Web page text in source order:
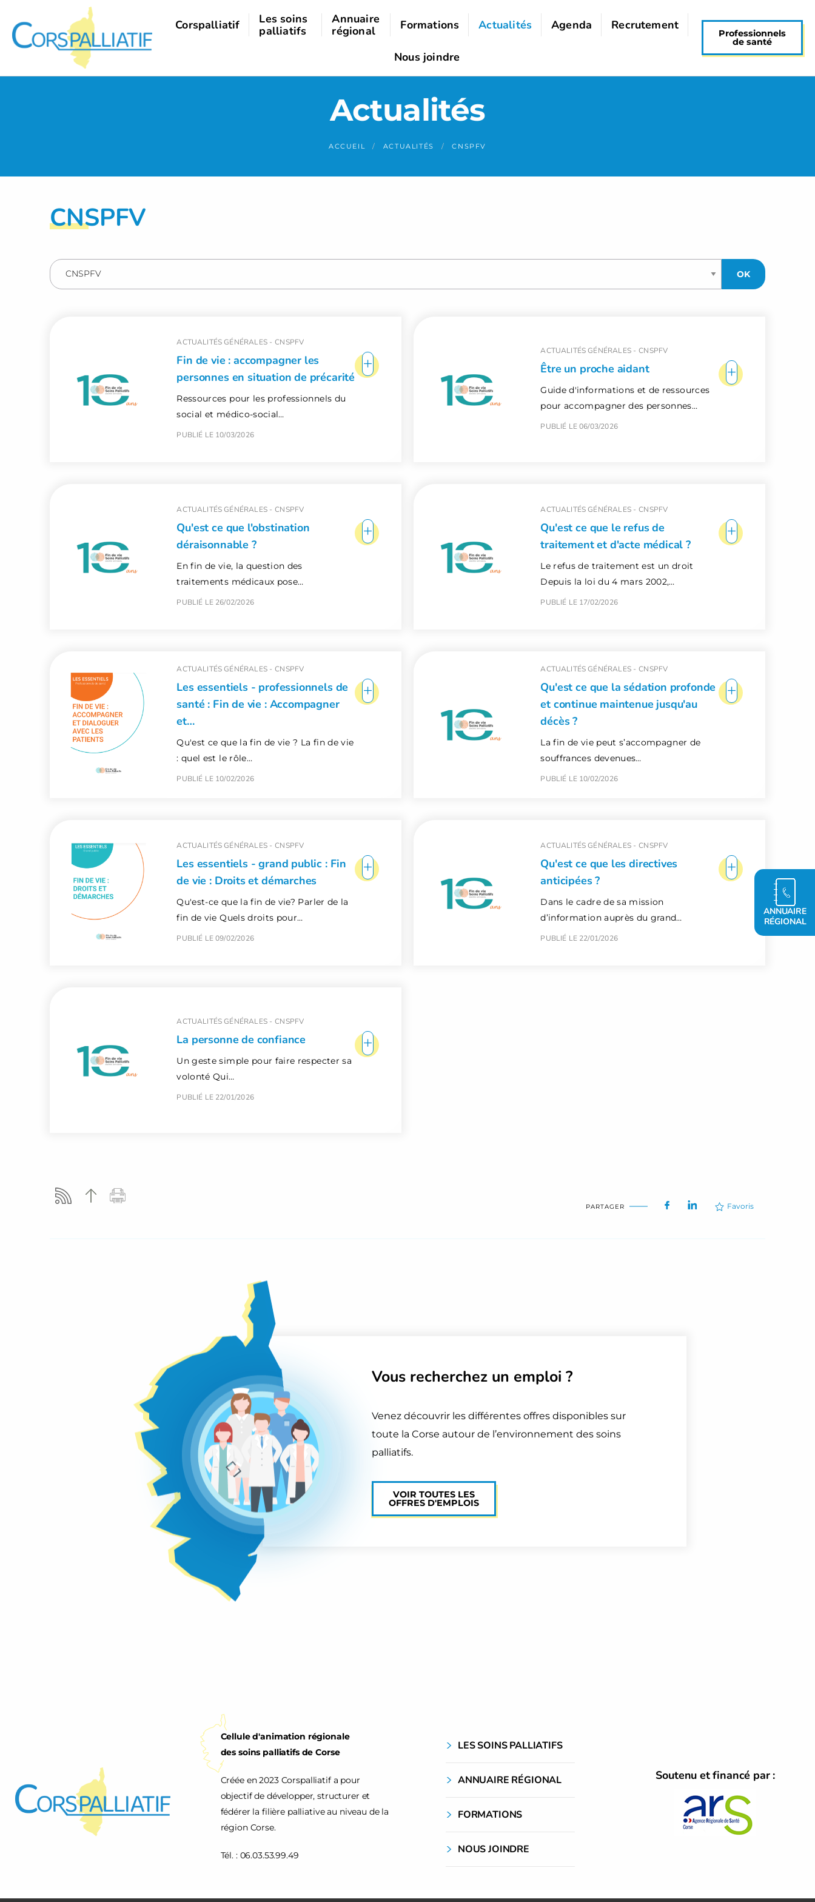
Corspalliatif
Les soins
palliatifs
Annuaire
régional
Formations Actualités Agenda Recrutement
Nous joindre
Professionnels
de santé
ANNUAIRE
RÉGIONAL
Actualités
ACCUEIL ACTUALITÉS CNSPFV
CNSPFV
ACTUALITÉS GÉNÉRALES - CNSPFV
Fin de vie : accompagner les
personnes en situation de précarité
Ressources pour les professionnels du
social et médico-social…
PUBLIÉ LE 10/03/2026
+
ACTUALITÉS GÉNÉRALES - CNSPFV
Être un proche aidant
Guide d'informations et de ressources
pour accompagner des personnes…
PUBLIÉ LE 06/03/2026
+
ACTUALITÉS GÉNÉRALES - CNSPFV
Qu'est ce que l'obstination
déraisonnable ?
En fin de vie, la question des
traitements médicaux pose…
PUBLIÉ LE 26/02/2026
+
ACTUALITÉS GÉNÉRALES - CNSPFV
Qu'est ce que le refus de
traitement et d'acte médical ?
Le refus de traitement est un droit
Depuis la loi du 4 mars 2002,…
PUBLIÉ LE 17/02/2026
+
ACTUALITÉS GÉNÉRALES - CNSPFV
Les essentiels - professionnels de
santé : Fin de vie : Accompagner
et…
Qu'est ce que la fin de vie ? La fin de vie
: quel est le rôle…
PUBLIÉ LE 10/02/2026
+
ACTUALITÉS GÉNÉRALES - CNSPFV
Qu'est ce que la sédation profonde
et continue maintenue jusqu'au
décès ?
La fin de vie peut s’accompagner de
souffrances devenues…
PUBLIÉ LE 10/02/2026
+
ACTUALITÉS GÉNÉRALES - CNSPFV
Les essentiels - grand public : Fin
de vie : Droits et démarches
Qu'est-ce que la fin de vie? Parler de la
fin de vie Quels droits pour…
PUBLIÉ LE 09/02/2026
+
ACTUALITÉS GÉNÉRALES - CNSPFV
Qu'est ce que les directives
anticipées ?
Dans le cadre de sa mission
d’information auprès du grand…
PUBLIÉ LE 22/01/2026
+
ACTUALITÉS GÉNÉRALES - CNSPFV
La personne de confiance
Un geste simple pour faire respecter sa
volonté Qui…
PUBLIÉ LE 22/01/2026
+
PARTAGER Favoris
Vous recherchezun emploi ?
Venez découvrir les différentes offres disponibles sur
toute la Corse autour de l’environnement des soins
palliatifs.
VOIR TOUTES LES
OFFRES D'EMPLOIS
Cellule d'animation régionale
des soins palliatifs de Corse
Créée en 2023 Corspalliatif a pour
objectif de développer, structurer et
fédérer la filière palliative au niveau de la
région Corse.
Tél. : 06.03.53.99.49
LES SOINS PALLIATIFS
ANNUAIRE RÉGIONAL
FORMATIONS
NOUS JOINDRE
Soutenu et financé par :
Panneau de gestion des cookies